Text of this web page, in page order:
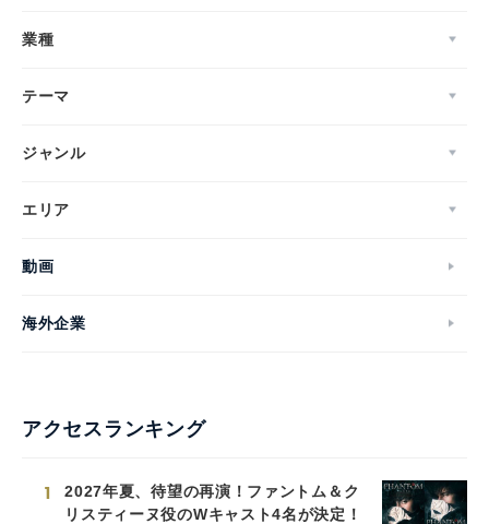
業種
テーマ
ジャンル
エリア
動画
海外企業
アクセスランキング
1
2027年夏、待望の再演！ファントム＆ク
リスティーヌ役のWキャスト4名が決定！